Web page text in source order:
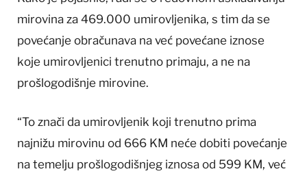
mirovina za 469.000 umirovljenika, s tim da se
povećanje obračunava na već povećane iznose
koje umirovljenici trenutno primaju, a ne na
prošlogodišnje mirovine.
“To znači da umirovljenik koji trenutno prima
najnižu mirovinu od 666 KM neće dobiti povećanje
na temelju prošlogodišnjeg iznosa od 599 KM, već